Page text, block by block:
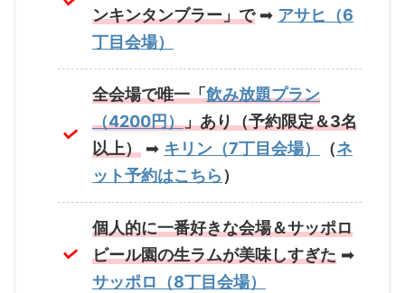
ンキンタンブラー」で➡ アサヒ（6
丁目会場）
全会場で唯一「飲み放題プラン
（4200円）」あり（予約限定＆3名
以上） ➡ キリン（7丁目会場） （ネ
ット予約はこちら）
個人的に一番好きな会場＆サッポロ
ビール園の生ラムが美味しすぎた ➡
サッポロ（8丁目会場）